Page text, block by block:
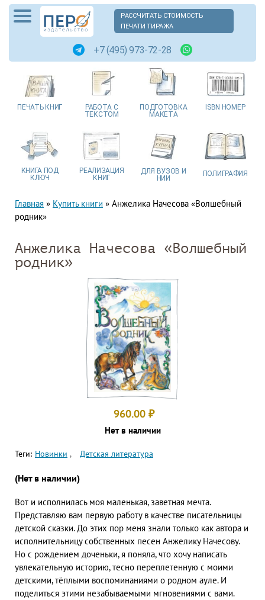
РАССЧИТАТЬ СТОИМОСТЬ
ПЕЧАТИ ТИРАЖА
+7 (495) 973-72-28
ПЕЧАТЬ КНИГ РАБОТА С
ТЕКСТОМ
ПОДГОТОВКА
МАКЕТА
ISBN НОМЕР
КНИГА ПОД
КЛЮЧ
РЕАЛИЗАЦИЯ
КНИГ
ДЛЯ ВУЗОВ И
НИИ
ПОЛИГРАФИЯ
Главная » Купить книги » Анжелика Начесова «Волшебный
родник»
Анжелика Начесова «Волшебный
родник»
960.00 ₽
Нет в наличии
Теги: Новинки Детская литература
(Нет в наличии)
Вот и исполнилась моя маленькая, заветная мечта.
Представляю вам первую работу в качестве писательницы
детской сказки. До этих пор меня знали только как автора и
исполнительницу собственных песен Анжелику Начесову.
Но с рождением доченьки, я поняла, что хочу написать
увлекательную историю, тесно переплетенную с моими
детскими, тёплыми воспоминаниями о родном ауле. И
поделиться этими незабываемыми мгновениями с вами.